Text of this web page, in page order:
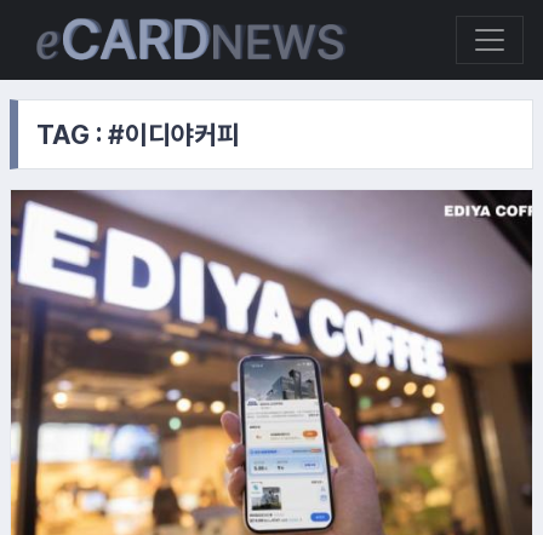
TAG : #이디야커피